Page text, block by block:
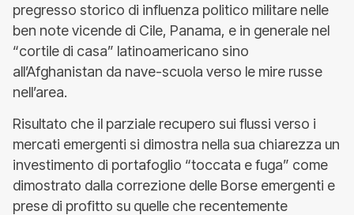
pregresso storico di influenza politico militare nelle
ben note vicende di Cile, Panama, e in generale nel
“cortile di casa” latinoamericano sino
all’Afghanistan da nave-scuola verso le mire russe
nell’area.
Risultato che il parziale recupero sui flussi verso i
mercati emergenti si dimostra nella sua chiarezza un
investimento di portafoglio “toccata e fuga” come
dimostrato dalla correzione delle Borse emergenti e
prese di profitto su quelle che recentemente